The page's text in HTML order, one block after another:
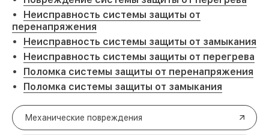
Неисправность системы защиты от
перенапряжения
Неисправность системы защиты от замыкания
Неисправность системы защиты от перегрева
Поломка системы защиты от перенапряжения
Поломка системы защиты от замыкания
Механические повреждения